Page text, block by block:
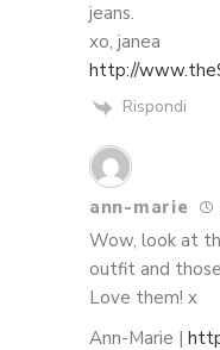
jeans.
xo, janea
http://
Rispondi
ann-marie
Wow, look at
outfit and
Love them! x
Ann-Marie |